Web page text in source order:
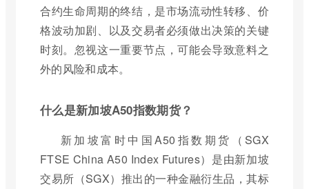
合约生命周期的终结，是市场流动性转移、价
格波动加剧、以及交易者必须做出决策的关键
时刻。忽视这一重要节点，可能会导致意料之
外的风险和成本。
什么是新加坡A50指数期货？
新加坡富时中国A50指数期货（SGX
FTSE China A50 Index Futures）是由新加坡
交易所（SGX）推出的一种金融衍生品，其标